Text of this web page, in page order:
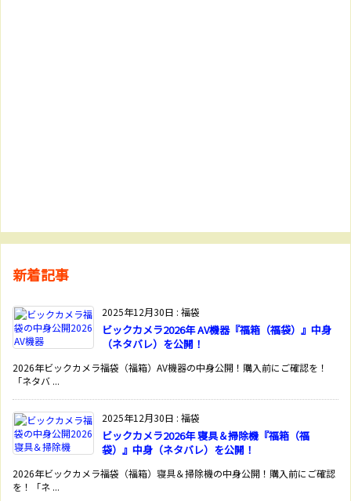
新着記事
2025年12月30日 : 福袋
ビックカメラ2026年 AV機器『福箱（福袋）』中身
（ネタバレ）を公開！
2026年ビックカメラ福袋（福箱）AV機器の中身公開！購入前にご確認を！
「ネタバ ...
2025年12月30日 : 福袋
ビックカメラ2026年 寝具＆掃除機『福箱（福
袋）』中身（ネタバレ）を公開！
2026年ビックカメラ福袋（福箱）寝具＆掃除機の中身公開！購入前にご確認
を！「ネ ...